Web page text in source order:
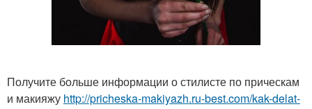
Получите больше информации о стилисте по прическам
и макияжу http://pricheska-makiyazh.ru-best.com/kak-delat-